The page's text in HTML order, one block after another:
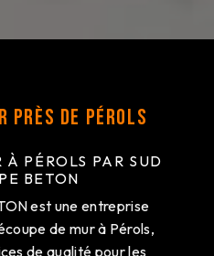
près de Pérols
PÉROLS PAR SUD
BETON
est une entreprise
de mur à Pérols,
de qualité pour les